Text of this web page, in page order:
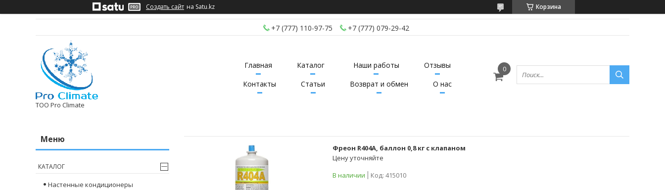
Создать сайт на Satu.kz Корзина
+7 (777) 110-97-75 +7 (777) 079-29-42
ТОО Pro Climate
Главная Каталог Наши работы
Отзывы
Контакты
Статьи Возврат и обмен О нас
Фреон R404A, баллон 0,8 кг с клапаном
Цену уточняйте
В наличии
Код: 415010
КАТАЛОГ
Настенные кондиционеры